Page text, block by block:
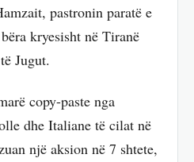
pastronin paratë e
kryesisht në Tiranë
Jugut.
copy-paste nga
dhe Italiane të cilat në
një aksion në 7 shtete,